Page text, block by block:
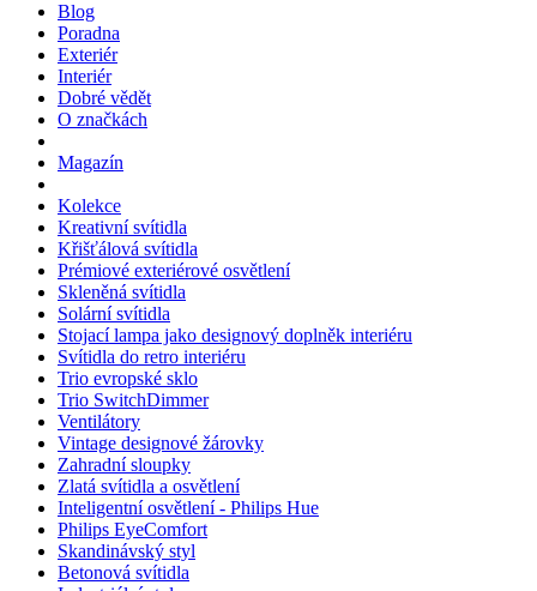
Blog
Poradna
Exteriér
Interiér
Dobré vědět
O značkách
Magazín
Kolekce
Kreativní svítidla
Křišťálová svítidla
Prémiové exteriérové osvětlení
Skleněná svítidla
Solární svítidla
Stojací lampa jako designový doplněk interiéru
Svítidla do retro interiéru
Trio evropské sklo
Trio SwitchDimmer
Ventilátory
Vintage designové žárovky
Zahradní sloupky
Zlatá svítidla a osvětlení
Inteligentní osvětlení - Philips Hue
Philips EyeComfort
Skandinávský styl
Betonová svítidla